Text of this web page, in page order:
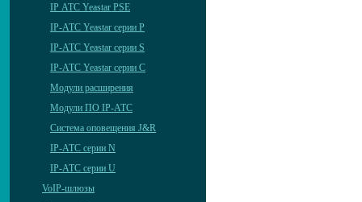
IP АТС Yeastar PSE
IP-АТС Yeastar серии P
IP-АТС Yeastar серии S
IP-АТС Yeastar серии C
Модули расширения
Модули ПО IP-АТС
Система оповещения J&R
IP-АТС серии N
IP-АТС серии U
VoIP-шлюзы